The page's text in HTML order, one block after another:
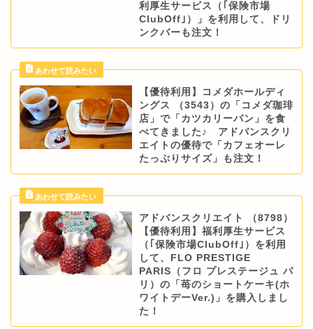
利厚生サービス（｢保険市場
ClubOff｣）」を利用して、ドリ
ンクバーも注文！
【優待利用】コメダホールディ
ングス （3543）の「コメダ珈琲
店」で「カツカリーパン」を食
べてきました♪ アドバンスクリ
エイトの優待で「カフェオーレ
たっぷりサイズ」も注文！
アドバンスクリエイト （8798）
【優待利用】福利厚生サービス
（｢保険市場ClubOff｣）を利用
して、FLO PRESTIGE
PARIS（フロ プレステージュ パ
リ）の「苺のショートケーキ(ホ
ワイトデーVer.)」を購入しまし
た！